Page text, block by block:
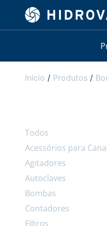
Início / Produtos /
Todos
Acessórios para
Agitadores
Autoclaves
Bombas
Contadores
Filtros